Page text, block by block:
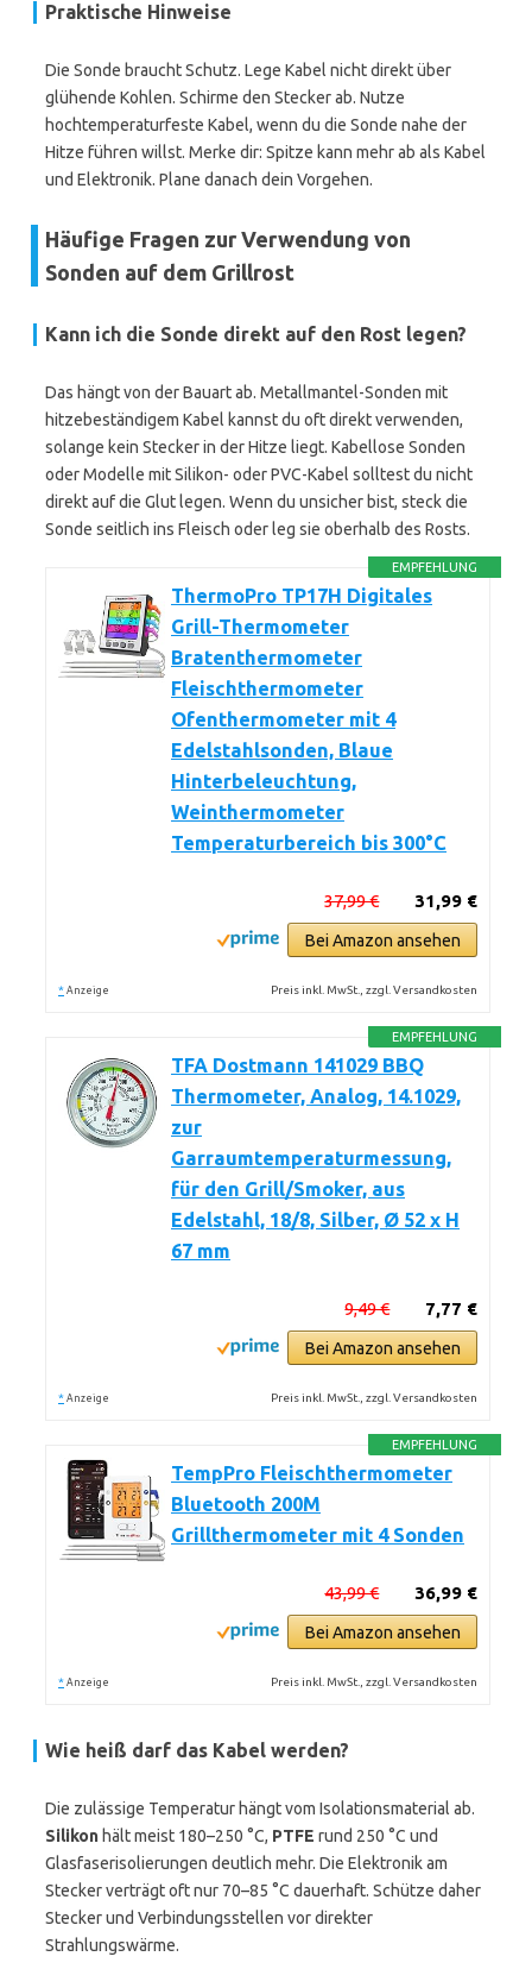
Praktische Hinweise
Die Sonde braucht Schutz. Lege Kabel nicht direkt über
glühende Kohlen. Schirme den Stecker ab. Nutze
hochtemperaturfeste Kabel, wenn du die Sonde nahe der
Hitze führen willst. Merke dir: Spitze kann mehr ab als Kabel
und Elektronik. Plane danach dein Vorgehen.
Häufige Fragen zur Verwendung von
Sonden auf dem Grillrost
Kann ich die Sonde direkt auf den Rost legen?
Das hängt von der Bauart ab. Metallmantel-Sonden mit
hitzebeständigem Kabel kannst du oft direkt verwenden,
solange kein Stecker in der Hitze liegt. Kabellose Sonden
oder Modelle mit Silikon- oder PVC-Kabel solltest du nicht
direkt auf die Glut legen. Wenn du unsicher bist, steck die
Sonde seitlich ins Fleisch oder leg sie oberhalb des Rosts.
EMPFEHLUNG
ThermoPro TP17H Digitales
Grill-Thermometer
Bratenthermometer
Fleischthermometer
Ofenthermometer mit 4
Edelstahlsonden, Blaue
Hinterbeleuchtung,
Weinthermometer
Temperaturbereich bis 300°C
31,99 €
37,99 €
Bei Amazon ansehen
* Anzeige Preis inkl. MwSt., zzgl. Versandkosten
EMPFEHLUNG
TFA Dostmann 141029 BBQ
Thermometer, Analog, 14.1029,
zur
Garraumtemperaturmessung,
für den Grill/Smoker, aus
Edelstahl, 18/8, Silber, Ø 52 x H
67 mm
7,77 €
9,49 €
Bei Amazon ansehen
* Anzeige Preis inkl. MwSt., zzgl. Versandkosten
EMPFEHLUNG
TempPro Fleischthermometer
Bluetooth 200M
Grillthermometer mit 4 Sonden
36,99 €
43,99 €
Bei Amazon ansehen
* Anzeige Preis inkl. MwSt., zzgl. Versandkosten
Wie heiß darf das Kabel werden?
Die zulässige Temperatur hängt vom Isolationsmaterial ab.
Silikon hält meist 180–250 °C, PTFE rund 250 °C und
Glasfaserisolierungen deutlich mehr. Die Elektronik am
Stecker verträgt oft nur 70–85 °C dauerhaft. Schütze daher
Stecker und Verbindungsstellen vor direkter
Strahlungswärme.